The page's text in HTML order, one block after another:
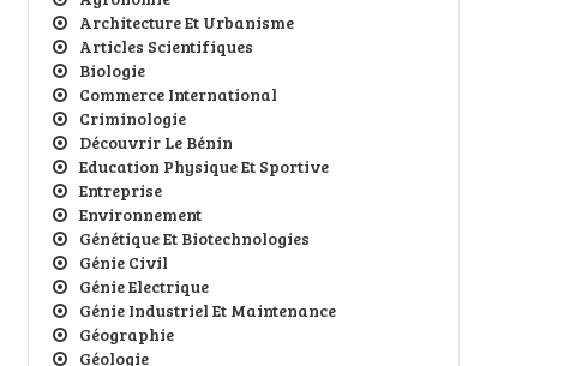
Architecture Et Urbanisme
Articles Scientifiques
Biologie
Commerce International
Criminologie
Découvrir Le Bénin
Education Physique Et Sportive
Entreprise
Environnement
Génétique Et Biotechnologies
Génie Civil
Génie Electrique
Génie Industriel Et Maintenance
Géographie
Géologie